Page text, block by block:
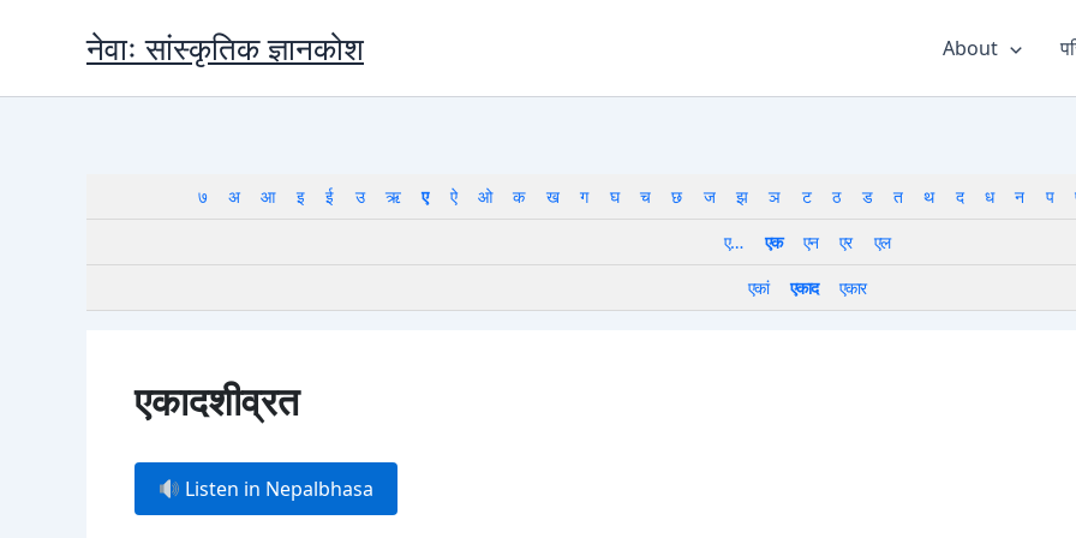
नेवाः सांस्कृतिक ज्ञानकोश About
७ अ आ इ ई उ ऋ ए ऐ ओ क ख ग घ च छ ज झ ञ ट ठ ड त थ द ध न प
ए…
एक एन एर
एल
एकां
एकाद एकार
एकादशीव्रत
Listen in Nepalbhasa